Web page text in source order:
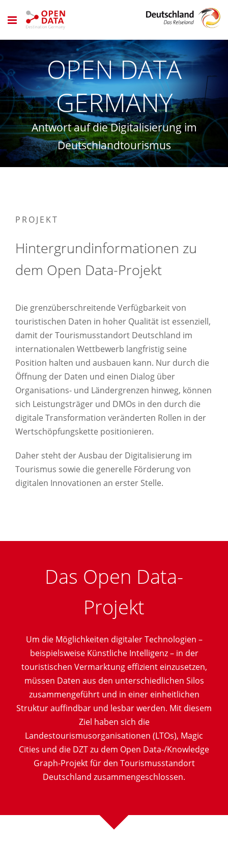
Inhalt
OPEN DATA
GERMANY
Antwort auf die Digitalisierung im
Deutschlandtourismus
PROJEKT
Hintergrundinformationen zu
dem Open Data-Projekt
Die grenzüberschreitende Verfügbarkeit von
touristischen Daten in hoher Qualität ist essenziell,
damit der Tourismusstandort Deutschland im
internationalen Wettbewerb langfristig seine
Position halten und ausbauen kann. Nur durch die
Öffnung der Daten und einen Dialog über
Organisations- und Ländergrenzen hinweg, können
sich Leistungsträger und DMOs in den durch die
digitale Transformation veränderten Rollen in der
Wertschöpfungskette positionieren.
Daher steht der Ausbau der Digitalisierung im
Tourismus sowie die generelle Förderung von
digitalen Innovationen an erster Stelle.
Das Open Data-
Projekt
Um die Möglichkeiten digitaler Technologien –
beispielsweise Künstliche Intelligenz – in der
touristischen Vermarktung effizient einzusetzen,
müssen Daten aus den unterschiedlichen Silos
zusammengeführt und in einer einheitlichen
Struktur auffindbar und lesbar werden. Mit diesem
Ziel haben sich die
Landestourismusorganisationen (LTOs), Magic
Cities und die DZT zu dem Open Data-/Knowledge
Graph-Projekt für den Tourismusstandort
Deutschland zusammengeschlossen.